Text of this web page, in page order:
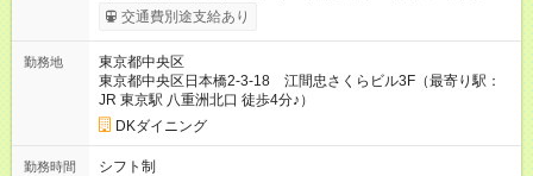
食事補助あり⇒1食200円 ■友人紹介制度あり⇒1人紹介につき最
大3万円支給！ 【試用期間】試用期間なし
交通費別途支給あり
勤務地
東京都中央区
東京都中央区日本橋2-3-18 江間忠さくらビル3F（最寄り駅：
JR 東京駅 八重洲北口 徒歩4分♪）
DKダイニング
勤務時間
シフト制